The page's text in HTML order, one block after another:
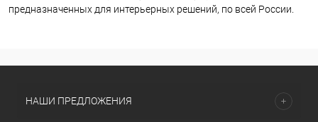
предназначенных для интерьерных решений, по всей России.
НАШИ ПРЕДЛОЖЕНИЯ